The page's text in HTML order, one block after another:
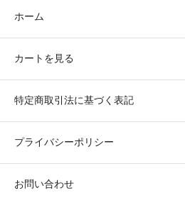
ホーム
カートを見る
特定商取引法に基づく表記
プライバシーポリシー
お問い合わせ